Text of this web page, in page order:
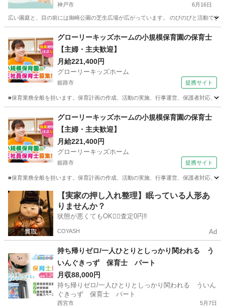
神戸市 6月16日
広い園庭と、目の前には御崎公園の芝生広場が広がっています。 のびのびと活動で
保育士
グローリーキッズホームの小規模保育園の保育士
【主婦・主夫歓迎】
月給221,400円
グローリーキッズホーム
姫路市 提携サイト
■保育業務全般を担います。保育計画の作成、活動の実施、行事運営、保護者対応、
保育士
グローリーキッズホームの小規模保育園の保育士
【主婦・主夫歓迎】
月給221,400円
グローリーキッズホーム
姫路市 提携サイト
■保育業務全般を担います。保育計画の作成、活動の実施、行事運営、保護者対応、
兵庫 姫路市 保育士
【実家の押し入れ整理】眠っている人形あ
りませんか？
状態が悪くてもOK🙆‍♀️査定0円‼️
COYASH Ad
持ち帰りゼロ/一人ひとりとしっかり関われる う
いんぐきっず 保育士 パート
月収88,000円
持ち帰りゼロ/一人ひとりとしっかり関われる ういん
ぐきっず 保育士 パート
西宮市 5月7日